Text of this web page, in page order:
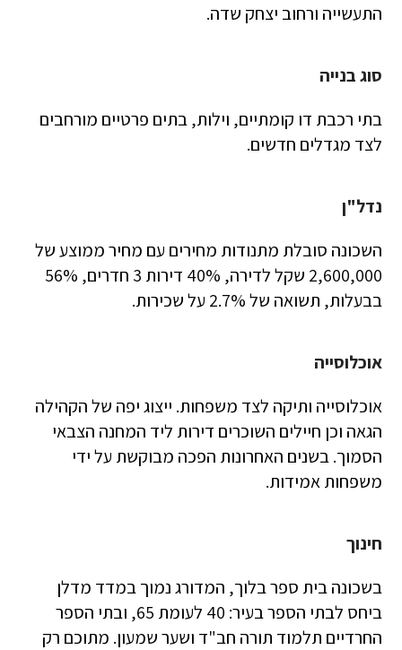
התעשייה ורחוב יצחק שדה.
סוג בנייה
בתי רכבת דו קומתיים, וילות, בתים פרטיים מורחבים
לצד מגדלים חדשים.
נדל"ן
השכונה סובלת מתנודות מחירים עם מחיר ממוצע של
2,600,000 שקל לדירה, 40% דירות 3 חדרים, 56%
בבעלות, תשואה של 2.7% על שכירות.
אוכלוסייה
אוכלוסייה ותיקה לצד משפחות. ייצוג יפה של הקהילה
הגאה וכן חיילים השוכרים דירות ליד המחנה הצבאי
הסמוך. בשנים האחרונות הפכה מבוקשת על ידי
משפחות אמידות.
חינוך
בשכונה בית ספר בלוך, המדורג נמוך במדד מדלן
ביחס לבתי הספר בעיר: 40 לעומת 65, ובתי הספר
החרדיים תלמוד תורה חב"ד ושער שמעון. מתוכם רק